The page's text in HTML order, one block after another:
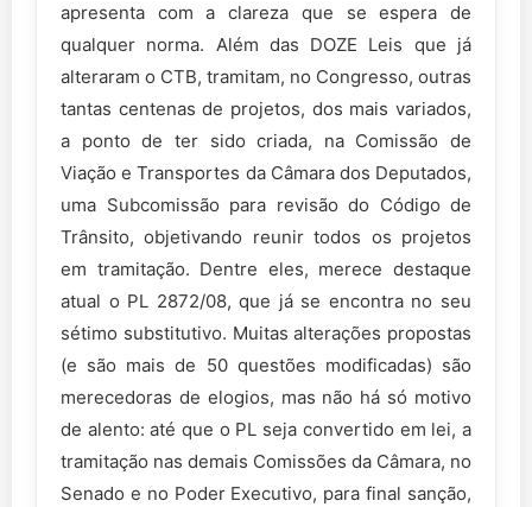
apresenta com a clareza que se espera de
qualquer norma. Além das DOZE Leis que já
alteraram o CTB, tramitam, no Congresso, outras
tantas centenas de projetos, dos mais variados,
a ponto de ter sido criada, na Comissão de
Viação e Transportes da Câmara dos Deputados,
uma Subcomissão para revisão do Código de
Trânsito, objetivando reunir todos os projetos
em tramitação. Dentre eles, merece destaque
atual o PL 2872/08, que já se encontra no seu
sétimo substitutivo. Muitas alterações propostas
(e são mais de 50 questões modificadas) são
merecedoras de elogios, mas não há só motivo
de alento: até que o PL seja convertido em lei, a
tramitação nas demais Comissões da Câmara, no
Senado e no Poder Executivo, para final sanção,